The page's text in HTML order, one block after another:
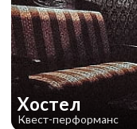
Хостел
Квест-перформанс